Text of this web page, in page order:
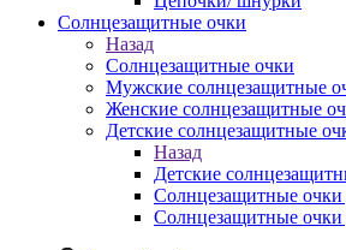
Солнцезащитные очки
Назад
Солнцезащитные очки
Мужские солнцезащитные
Женские солнцезащитные
Детские солнцезащитные
Назад
Детские
Солнцезащитные очки
Солнцезащитные очки